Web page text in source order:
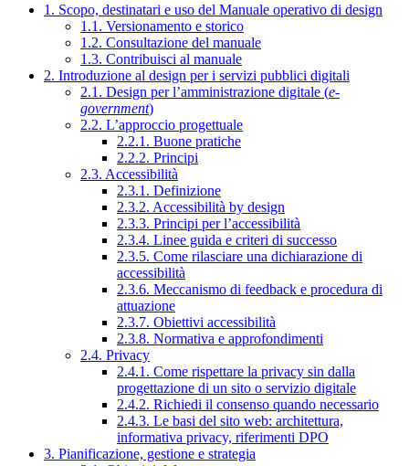
1. Scopo, destinatari e uso del Manuale operativo di design
1.1. Versionamento e storico
1.2. Consultazione del manuale
1.3. Contribuisci al manuale
2. Introduzione al design per i servizi pubblici digitali
2.1. Design per l’amministrazione digitale (e-
government)
2.2. L’approccio progettuale
2.2.1. Buone pratiche
2.2.2. Principi
2.3. Accessibilità
2.3.1. Definizione
2.3.2. Accessibilità by design
2.3.3. Principi per l’accessibilità
2.3.4. Linee guida e criteri di successo
2.3.5. Come rilasciare una dichiarazione di
accessibilità
2.3.6. Meccanismo di feedback e procedura di
attuazione
2.3.7. Obiettivi accessibilità
2.3.8. Normativa e approfondimenti
2.4. Privacy
2.4.1. Come rispettare la privacy sin dalla
progettazione di un sito o servizio digitale
2.4.2. Richiedi il consenso quando necessario
2.4.3. Le basi del sito web: architettura,
informativa privacy, riferimenti DPO
3. Pianificazione, gestione e strategia